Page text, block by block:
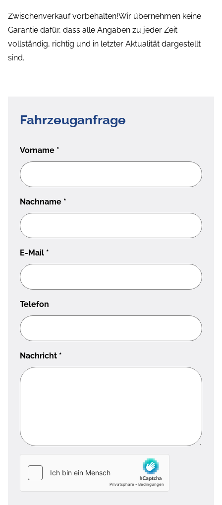
Zwischenverkauf vorbehalten!Wir übernehmen keine
Garantie dafür, dass alle Angaben zu jeder Zeit
vollständig, richtig und in letzter Aktualität dargestellt
sind.
Fahrzeuganfrage
Vorname *
Nachname *
E-Mail *
Telefon
Nachricht *